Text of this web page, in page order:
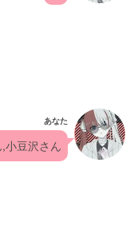
あなた
豆沢さん